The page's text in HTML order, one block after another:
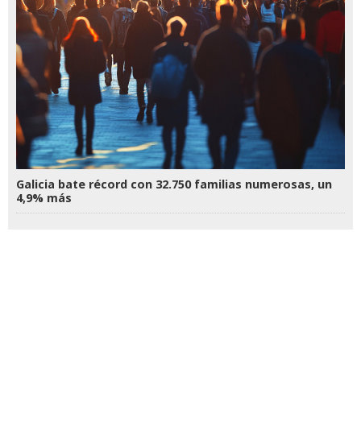
Galicia bate récord con 32.750 familias numerosas, un
4,9% más